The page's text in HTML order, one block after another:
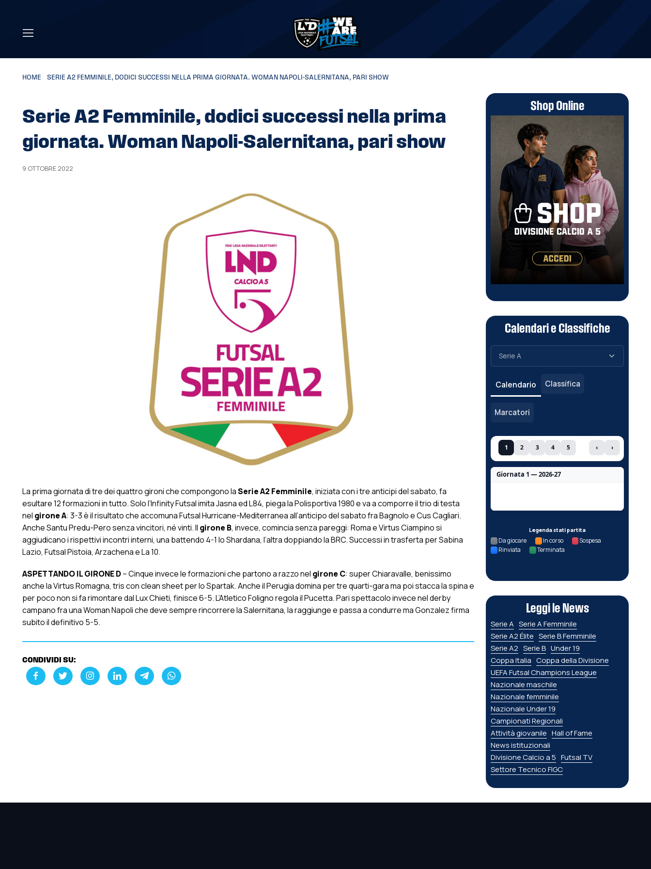
HOME SERIE A2 FEMMINILE, DODICI SUCCESSI NELLA PRIMA GIORNATA. WOMAN NAPOLI-SALERNITANA, PARI SHOW
Serie A2 Femminile, dodici successi nella prima
giornata. Woman Napoli-Salernitana, pari show
9 OTTOBRE 2022
La prima giornata di tre dei quattro gironi che compongono laSerie A2 Femminile, iniziata con i tre anticipi del sabato, fa
esultare 12 formazioni in tutto. Solo l’Infinity Futsal imita Jasna ed L84, piega la Polisportiva 1980 e va a comporre il trio di testa
nel girone A: 3-3 è il risultato che accomuna Futsal Hurricane-Mediterranea all’anticipo del sabato fra Bagnolo e Cus Cagliari.
Anche Santu Predu-Pero senza vincitori, né vinti. Il girone B, invece, comincia senza pareggi: Roma e Virtus Ciampino si
aggiudicano i rispettivi incontri interni, una battendo 4-1 lo Shardana, l’altra doppiando la BRC. Successi in trasferta per Sabina
Lazio, Futsal Pistoia, Arzachena e La 10.
ASPETTANDO IL GIRONE D– Cinque invece le formazioni che partono a razzo nel girone C: super Chiaravalle, benissimo
anche la Virtus Romagna, tris con clean sheet per lo Spartak. Anche il Perugia domina per tre quarti-gara ma poi stacca la spina e
per poco non si fa rimontare dal Lux Chieti, finisce 6-5. L’Atletico Foligno regola il Pucetta. Pari spettacolo invece nel derby
campano fra una Woman Napoli che deve sempre rincorrere la Salernitana, la raggiunge e passa a condurre ma Gonzalez firma
subito il definitivo 5-5.
CONDIVIDI SU:
Shop Online
Calendari e Classifiche
Calendario Classifica
Marcatori
1 2 3 4 5 ‹ ›
Giornata 1 — 2026-27
Legenda stati partita
Da giocare In corso
Sospesa
Rinviata
Terminata
Leggi le News
Serie A Serie A Femminile
Serie A2 Élite Serie B Femminile
Serie A2 Serie B Under 19
Coppa Italia Coppa della Divisione
UEFA Futsal Champions League
Nazionale maschile
Nazionale femminile
Nazionale Under 19
Campionati Regionali
Attività giovanile Hall of Fame
News istituzionali
Divisione Calcio a 5 Futsal TV
Settore Tecnico FIGC